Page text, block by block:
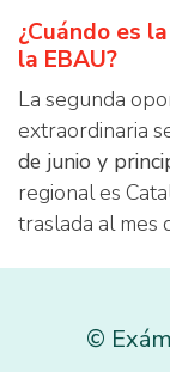
¿Cuándo es
la EBAU?
La segunda
extraordinaria
de junio y
regional es
traslada al mes
©